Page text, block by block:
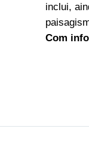
inclui,
Com